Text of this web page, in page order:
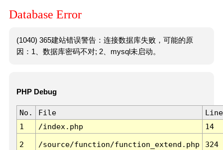
Database Error
(1040) 365建站错误警告：连接数据库失败，可能的原
因：1、数据库密码不对; 2、mysql未启动。
PHP Debug
No. File
Line
1
/index.php 14
2 /source/function/function_extend.php 324